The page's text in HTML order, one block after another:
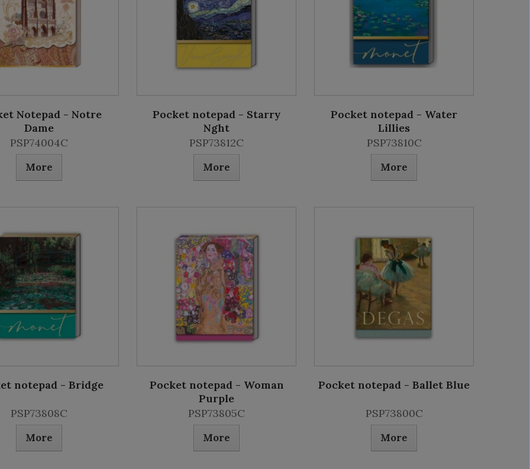
Notepad - Notre
Dame
PSP74004C
More
Pocket notepad - Starry
Nght
PSP73812C
More
Pocket notepad - Water
Lillies
PSP73810C
More
notepad - Bridge
PSP73808C
More
Pocket notepad - Woman
Purple
PSP73805C
More
Pocket notepad - Ballet Blue
PSP73800C
More